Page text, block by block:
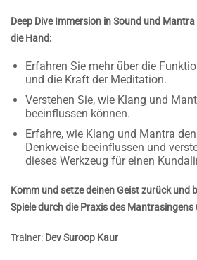
Deep Dive Immersion in Sound und
die Hand:
Erfahren Sie mehr über die
und die Kraft der Meditation.
Verstehen Sie, wie Klang und
beeinflussen können.
Erfahre, wie Klang und Mantra
Denkweise beeinflussen und
dieses Werkzeug für einen
Komm und setze deinen Geist zurück und
Spiele durch die Praxis des Mantrasingens
Trainer: Dev Suroop Kaur